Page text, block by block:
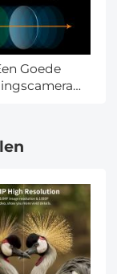
Goede